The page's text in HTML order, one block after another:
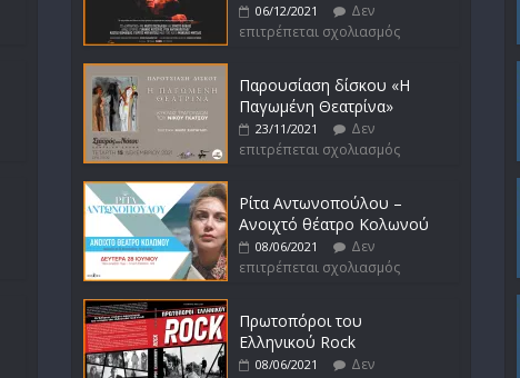
06/12/2021
Δεν
επιτρέπεται σχολιασμός
Παρουσίαση δίσκου «Η
Παγωμένη Θεατρίνα»
23/11/2021
Δεν
επιτρέπεται σχολιασμός
Ρίτα Αντωνοπούλου –
Ανοιχτό θέατρο Κολωνού
08/06/2021
Δεν
επιτρέπεται σχολιασμός
Πρωτοπόροι του
Ελληνικού Rock
08/06/2021
Δεν